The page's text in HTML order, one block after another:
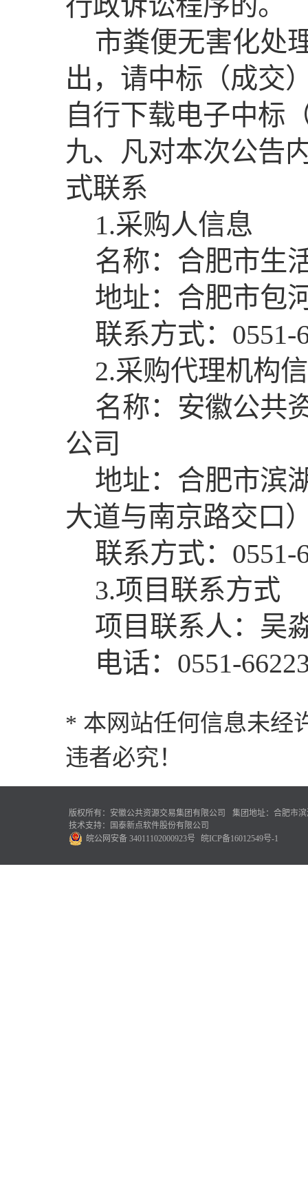
市粪便无害化处
出，请中标（成交
自行下载电子中标
九、凡对本次公告
式联系
1.采购人信息
名称：合肥市生
地址：合肥市包
联系方式：0551-
2.采购代理机构
名称：安徽公共
公司
地址：合肥市滨
大道与南京路交口
联系方式：0551-
3.项目联系方式
项目联系人：吴
电话：0551-
* 本网站任何信息未经
违者必究！
版权所有：安徽公共资源交易集团有限公司
集团地址：合肥市
技术支持：国泰新点软件股份有限公司
皖公网安备 34011102000923号
皖ICP备16012549号-1